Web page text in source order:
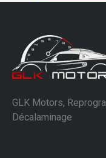
GLK Motors,
Décalaminage